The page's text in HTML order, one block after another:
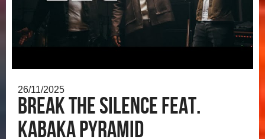
26/11/2025
Break the silence feat.
Kabaka Pyramid